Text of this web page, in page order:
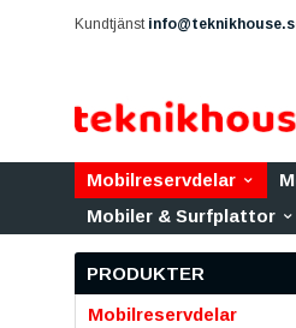
Kundtjänst
Mobilreservdelar
Mobiler & Surfplattor
PRODUKTER
Mobilreservdelar